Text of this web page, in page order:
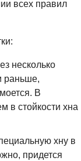
всех правил
несколько
раньше,
В
в стойкости хна
хну в
придется